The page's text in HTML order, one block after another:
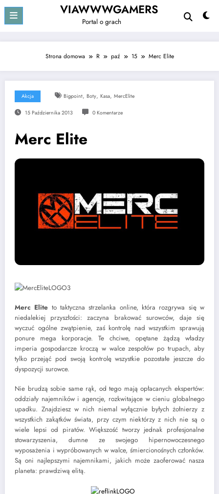
treści
VIAWWWGAMERS
Portal o grach
Strona domowa R paź 15 Merc Elite
Akcja Bigpoint, Boty, Kasa, MercElite
15 Października 2013 0 Komentarze
Merc Elite
Merc Elite to taktyczna strzelanka online, która rozgrywa się w
niedalekiej przyszłości: zaczyna brakować surowców, daje się
wyczuć ogólne zwątpienie, zaś kontrolę nad wszystkim sprawują
ponure mega korporacje. Te chciwe, opętane żądzą władzy
imperia gospodarcze kroczą w walce zespołów po trupach, aby
tylko przejąć pod swoją kontrolę wszystkie pozostałe jeszcze do
dyspozycji surowce.
Nie brudzą sobie same rąk, od tego mają opłacanych ekspertów:
oddziały najemników i agencje, rozkwitające w cieniu globalnego
upadku. Znajdziesz w nich niemal wyłącznie byłych żołnierzy z
wszystkich zakątków świata, przy czym niektórzy z nich nie są o
wiele lepsi od piratów. Większość tworzy jednak profesjonalne
stowarzyszenia, dumne ze swojego hipernowoczesnego
wyposażenia i wypróbowanych w walce, śmiercionośnych członków.
Są oni najlepszymi najemnikami, jakich może zaoferować nasza
planeta: prawdziwą elitą.